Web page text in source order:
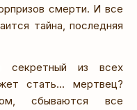
смерти. И все
тайна, последняя
из всех
стать… мертвец?
сбываются все